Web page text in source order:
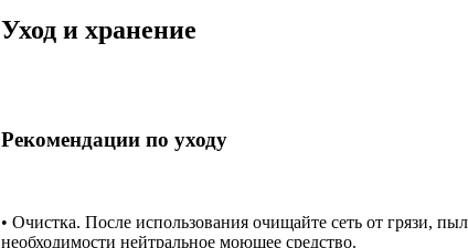
Уход и хранение
Рекомендации по уходу
• Очистка. После использования очищайте сеть от грязи,
необходимости нейтральное моющее средство.